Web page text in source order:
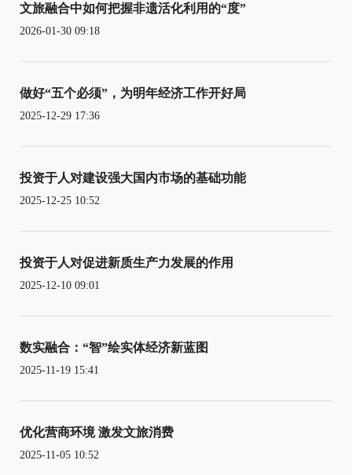
文旅融合中如何把握非遗活化利用的“度”
2026-01-30 09:18
做好“五个必须”，为明年经济工作开好局
2025-12-29 17:36
投资于人对建设强大国内市场的基础功能
2025-12-25 10:52
投资于人对促进新质生产力发展的作用
2025-12-10 09:01
数实融合：“智”绘实体经济新蓝图
2025-11-19 15:41
优化营商环境 激发文旅消费
2025-11-05 10:52